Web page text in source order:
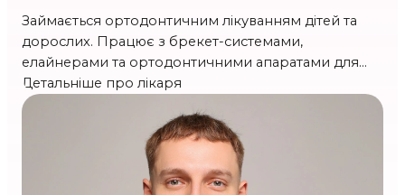
Займається ортодонтичним лікуванням дітей та
дорослих. Працює з брекет-системами,
елайнерами та ортодонтичними апаратами для
виправлення прикусу та вирівнювання зубів.
Детальніше про лікаря